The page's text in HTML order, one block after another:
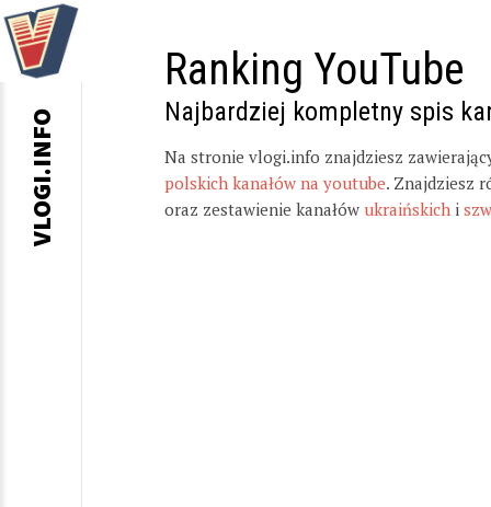
Ranking YouTube
Najbardziej kompletny spis
Na stronie vlogi.info znajdziesz
polskich kanałów na youtube. Znajdziesz
oraz zestawienie kanałów ukraińskich i
VLOGI.INFO